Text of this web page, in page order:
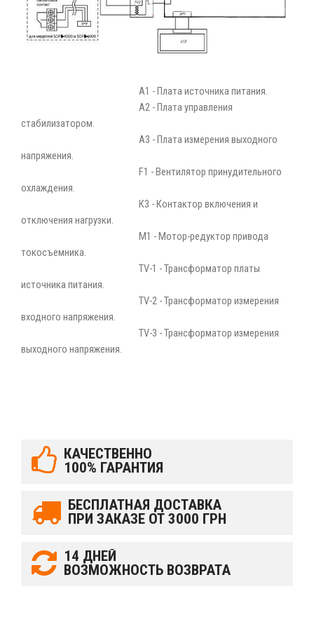
A1 - Плата источника питания.
А2 - Плата управления
стабилизатором.
А3 - Плата измерения выходного
напряжения.
F1 - Вентилятор принудительного
охлаждения.
К3 - Контактор включения и
отключения нагрузки.
М1 - Мотор-редуктор привода
токосъемника.
TV-1 - Трансформатор платы
источника питания.
TV-2 - Трансформатор измерения
входного напряжения.
TV-3 - Трансформатор измерения
выходного напряжения.
КАЧЕСТВЕННО
100% ГАРАНТИЯ
БЕСПЛАТНАЯ ДОСТАВКА
ПРИ ЗАКАЗЕ ОТ 3000 ГРН
14 ДНЕЙ
ВОЗМОЖНОСТЬ ВОЗВРАТА